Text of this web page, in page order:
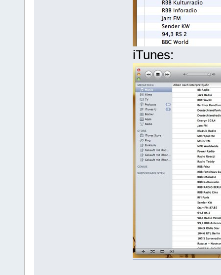
iTunes: